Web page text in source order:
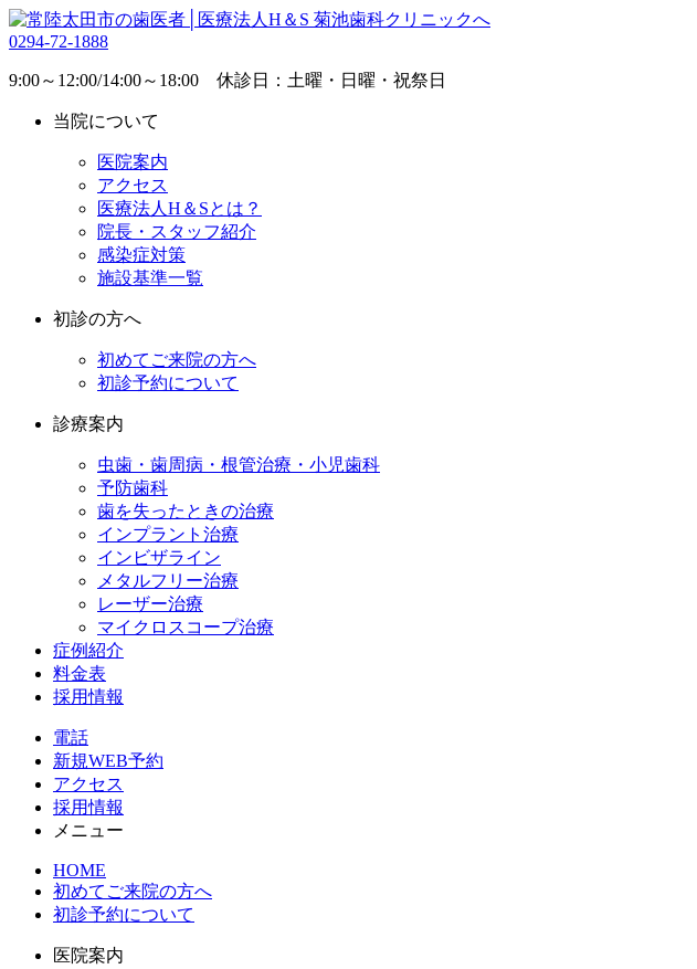
0294-72-1888
9:00～12:00/14:00～18:00 休診日：土曜・日曜・祝祭日
当院について
医院案内
アクセス
医療法人H＆Sとは？
院長・スタッフ紹介
感染症対策
施設基準一覧
初診の方へ
初めてご来院の方へ
初診予約について
診療案内
虫歯・歯周病・根管治療・小児歯科
予防歯科
歯を失ったときの治療
インプラント治療
インビザライン
メタルフリー治療
レーザー治療
マイクロスコープ治療
症例紹介
料金表
採用情報
電話
新規WEB予約
アクセス
採用情報
メニュー
HOME
初めてご来院の方へ
初診予約について
医院案内